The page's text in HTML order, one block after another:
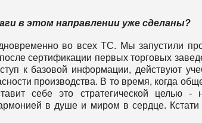
в этом направлении уже сделаны?
во всех ТС. Мы запустили
сертификации первых торговых
к базовой информации, действуют
производства. В то время, когда
себе это стратегической целью -
в душе и миром в сердце. Кстати